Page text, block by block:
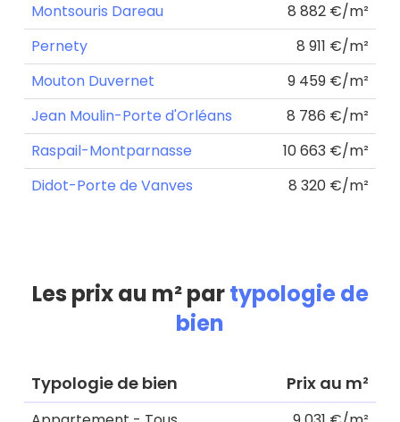
Montsouris Dareau
8 882 €/m²
Pernety
8 911 €/m²
Mouton Duvernet
9 459 €/m²
Jean Moulin-Porte d'Orléans
8 786 €/m²
Raspail-Montparnasse
10 663 €/m²
Didot-Porte de Vanves
8 320 €/m²
Les prix au m² partypologie de
bien
Typologie de bien Prix au m²